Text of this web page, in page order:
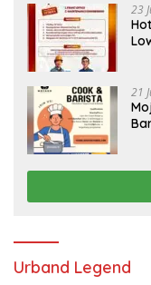
23
21
Urband Legend